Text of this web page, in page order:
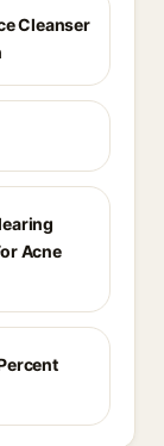
Cleanser
Acne